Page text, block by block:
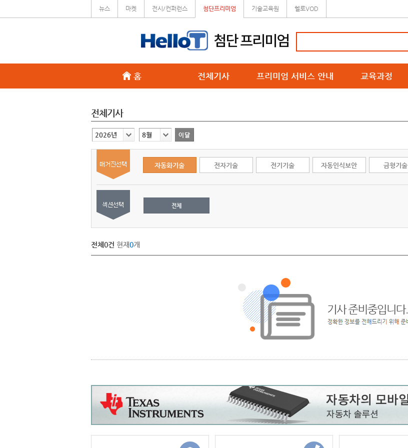
뉴스 마켓 전시/컨퍼런스 첨단프리미엄 기술교육원 헬로VOD
홈 전체기사 프리미엄 서비스 안내 교육과정
전체기사
2026년 8월
자동화기술 전자기술 전기기술 자동인식보안 금형기술
전체
전체 0건 현재0개